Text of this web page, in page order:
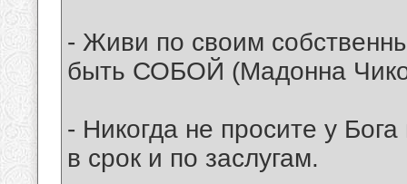
- Живи по своим
быть СОБОЙ (Мадонна
- Никогда не просите у
в срок и по заслугам.